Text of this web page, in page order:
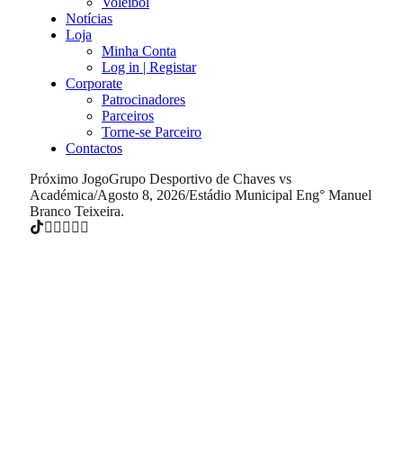
Notícias
Loja
Minha Conta
Log in | Registar
Corporate
Patrocinadores
Parceiros
Torne-se Parceiro
Contactos
Próximo JogoGrupo Desportivo de Chaves vs
Académica/Agosto 8, 2026/Estádio Municipal Eng° Manuel
Branco Teixeira.